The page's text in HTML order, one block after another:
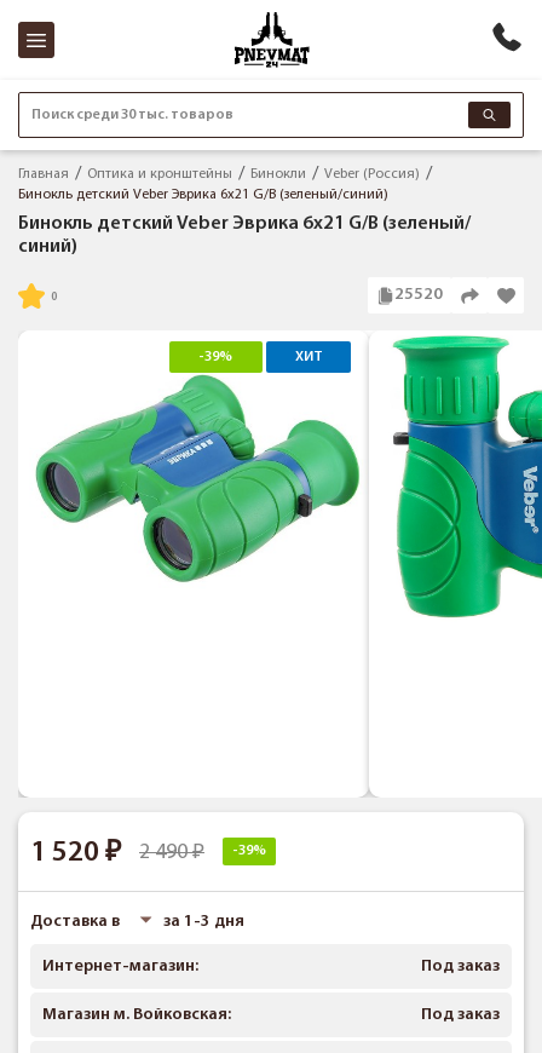
Поиск среди 30 тыс. товаров
Главная Оптика и кронштейны Бинокли
Veber (Россия)
Бинокль детский Veber Эврика 6x21 G/B (зеленый/синий)
Бинокль детский Veber Эврика 6x21 G/B (зеленый/
синий)
25520
-39% ХИТ
1 520 2 490 -39%
Доставка в за 1-3 дня
Интернет-магазин: Под заказ
Магазин м. Войковская: Под заказ